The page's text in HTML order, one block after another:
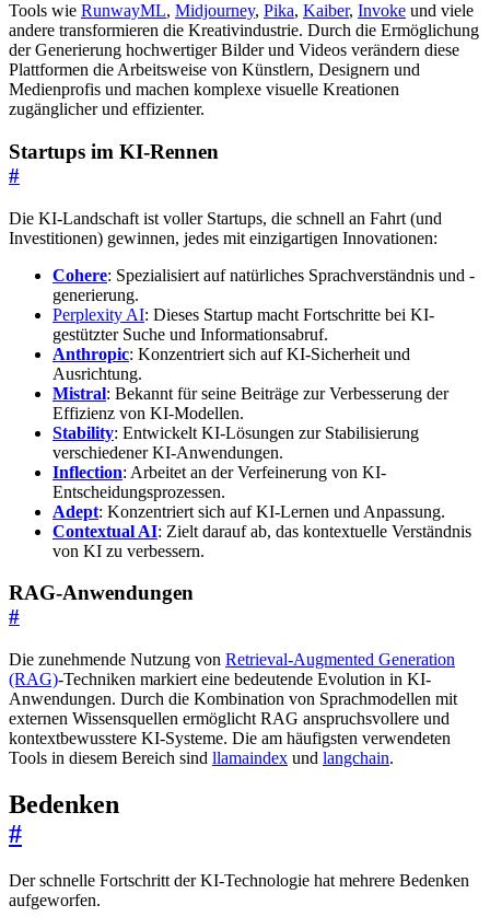
Tools wie RunwayML, Midjourney, Pika, Kaiber, Invoke und viele
andere transformieren die Kreativindustrie. Durch die Ermöglichung
der Generierung hochwertiger Bilder und Videos verändern diese
Plattformen die Arbeitsweise von Künstlern, Designern und
Medienprofis und machen komplexe visuelle Kreationen
zugänglicher und effizienter.
Startups im KI-Rennen
#
Die KI-Landschaft ist voller Startups, die schnell an Fahrt (und
Investitionen) gewinnen, jedes mit einzigartigen Innovationen:
Cohere: Spezialisiert auf natürliches Sprachverständnis und -
generierung.
Perplexity AI: Dieses Startup macht Fortschritte bei KI-
gestützter Suche und Informationsabruf.
Anthropic: Konzentriert sich auf KI-Sicherheit und
Ausrichtung.
Mistral: Bekannt für seine Beiträge zur Verbesserung der
Effizienz von KI-Modellen.
Stability: Entwickelt KI-Lösungen zur Stabilisierung
verschiedener KI-Anwendungen.
Inflection: Arbeitet an der Verfeinerung von KI-
Entscheidungsprozessen.
Adept: Konzentriert sich auf KI-Lernen und Anpassung.
Contextual AI: Zielt darauf ab, das kontextuelle Verständnis
von KI zu verbessern.
RAG-Anwendungen
#
Die zunehmende Nutzung von Retrieval-Augmented Generation
(RAG)-Techniken markiert eine bedeutende Evolution in KI-
Anwendungen. Durch die Kombination von Sprachmodellen mit
externen Wissensquellen ermöglicht RAG anspruchsvollere und
kontextbewusstere KI-Systeme. Die am häufigsten verwendeten
Tools in diesem Bereich sind llamaindex und langchain.
Bedenken
#
Der schnelle Fortschritt der KI-Technologie hat mehrere Bedenken
aufgeworfen.